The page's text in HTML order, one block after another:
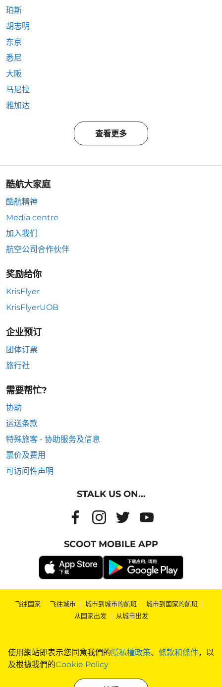
使用網站即表示您同意我們的隱私權政策、 條款和條件，以
及根據我們的Cookie Policy
珀斯
胡志明
东京
悉尼
大阪
马尼拉
雅加达
查看更多
酷航大家庭
酷航精神
Media centre
加入我们
航空公司合作伙伴
奖励给你
KrisFlyer
KrisFlyerUOB
企业预订
团体订票
旅行社
需要帮忙?
协助
运送条款
特殊旅客 - 协助服务及信息
票价及费用
可访问性声明
STALK US ON...
SCOOT MOBILE APP
飞往国家 | 飞往城市 | 城市到城市的航班 | 城市到国家的航班 |
从国家出发 | 从城市出发